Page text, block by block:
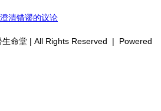
澄清错谬的议论
生命堂 | All Rights Reserved | Powered